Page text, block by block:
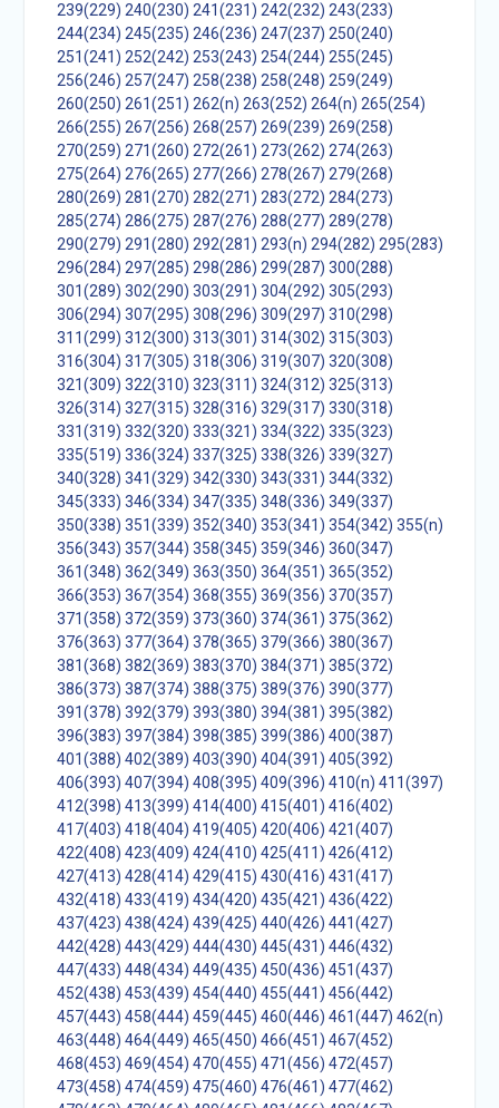
239(229) 240(230) 241(231) 242(232) 243(233)
244(234) 245(235) 246(236) 247(237) 250(240)
251(241) 252(242) 253(243) 254(244) 255(245)
256(246) 257(247) 258(238) 258(248) 259(249)
260(250) 261(251) 262(n) 263(252) 264(n) 265(254)
266(255) 267(256) 268(257) 269(239) 269(258)
270(259) 271(260) 272(261) 273(262) 274(263)
275(264) 276(265) 277(266) 278(267) 279(268)
280(269) 281(270) 282(271) 283(272) 284(273)
285(274) 286(275) 287(276) 288(277) 289(278)
290(279) 291(280) 292(281) 293(n) 294(282) 295(283)
296(284) 297(285) 298(286) 299(287) 300(288)
301(289) 302(290) 303(291) 304(292) 305(293)
306(294) 307(295) 308(296) 309(297) 310(298)
311(299) 312(300) 313(301) 314(302) 315(303)
316(304) 317(305) 318(306) 319(307) 320(308)
321(309) 322(310) 323(311) 324(312) 325(313)
326(314) 327(315) 328(316) 329(317) 330(318)
331(319) 332(320) 333(321) 334(322) 335(323)
335(519) 336(324) 337(325) 338(326) 339(327)
340(328) 341(329) 342(330) 343(331) 344(332)
345(333) 346(334) 347(335) 348(336) 349(337)
350(338) 351(339) 352(340) 353(341) 354(342) 355(n)
356(343) 357(344) 358(345) 359(346) 360(347)
361(348) 362(349) 363(350) 364(351) 365(352)
366(353) 367(354) 368(355) 369(356) 370(357)
371(358) 372(359) 373(360) 374(361) 375(362)
376(363) 377(364) 378(365) 379(366) 380(367)
381(368) 382(369) 383(370) 384(371) 385(372)
386(373) 387(374) 388(375) 389(376) 390(377)
391(378) 392(379) 393(380) 394(381) 395(382)
396(383) 397(384) 398(385) 399(386) 400(387)
401(388) 402(389) 403(390) 404(391) 405(392)
406(393) 407(394) 408(395) 409(396) 410(n) 411(397)
412(398) 413(399) 414(400) 415(401) 416(402)
417(403) 418(404) 419(405) 420(406) 421(407)
422(408) 423(409) 424(410) 425(411) 426(412)
427(413) 428(414) 429(415) 430(416) 431(417)
432(418) 433(419) 434(420) 435(421) 436(422)
437(423) 438(424) 439(425) 440(426) 441(427)
442(428) 443(429) 444(430) 445(431) 446(432)
447(433) 448(434) 449(435) 450(436) 451(437)
452(438) 453(439) 454(440) 455(441) 456(442)
457(443) 458(444) 459(445) 460(446) 461(447) 462(n)
463(448) 464(449) 465(450) 466(451) 467(452)
468(453) 469(454) 470(455) 471(456) 472(457)
473(458) 474(459) 475(460) 476(461) 477(462)